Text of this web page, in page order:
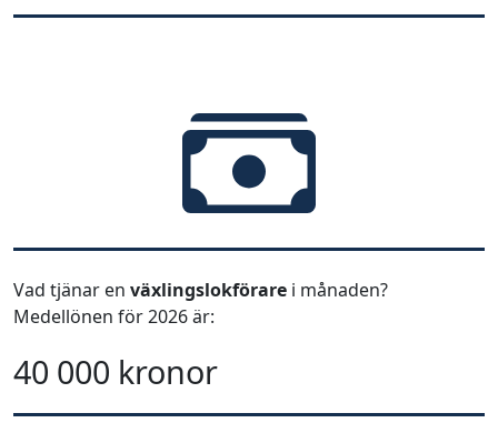
Vad tjänar en växlingslokförare i månaden?
Medellönen för 2026 är:
40 000 kronor